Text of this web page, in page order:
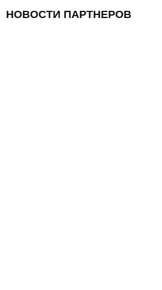
НОВОСТИ ПАРТНЕРОВ